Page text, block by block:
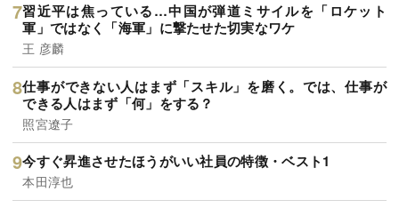
習近平は焦っている…中国が弾道ミサイルを「ロケット
軍」ではなく「海軍」に撃たせた切実なワケ
王 彦麟
仕事ができない人はまず「スキル」を磨く。では、仕事が
できる人はまず「何」をする？
照宮遼子
今すぐ昇進させたほうがいい社員の特徴・ベスト1
本田淳也